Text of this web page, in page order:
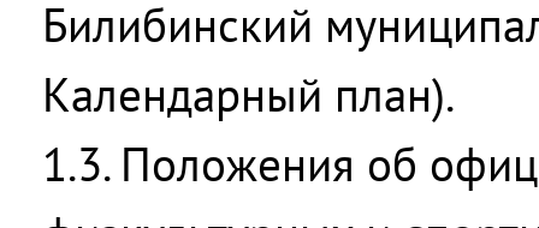
Билибинский
Календарный план).
1.3. Положения об